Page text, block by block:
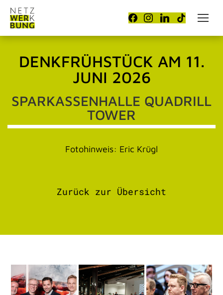
DENKFRÜHSTÜCK AM 11.
JUNI 2026
SPARKASSENHALLE QUADRILL
TOWER
Fotohinweis: Eric Krügl
Zurück zur Übersicht